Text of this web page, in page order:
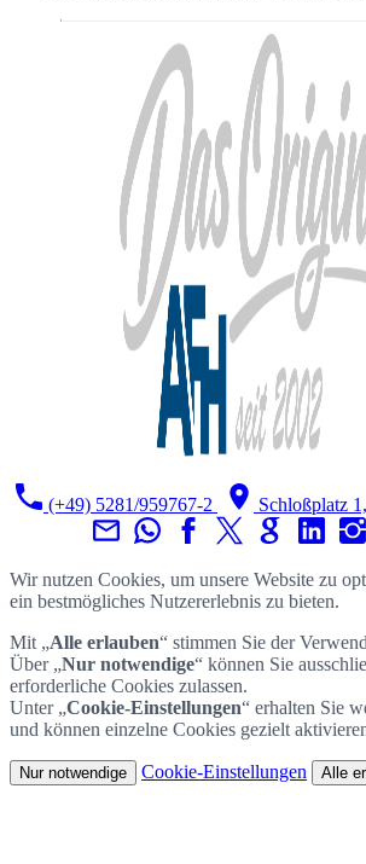
(+49) 5281/959767-2 Schloßplatz
Wir nutzen Cookies, um unsere Website zu
ein bestmögliches Nutzererlebnis zu bieten.
Mit „Alle erlauben“ stimmen Sie der
Über „Nur notwendige“ können Sie
erforderliche Cookies zulassen.
Unter „Cookie-Einstellungen“ erhalten Sie
und können einzelne Cookies gezielt
Nur notwendige Cookie-Einstellungen Alle